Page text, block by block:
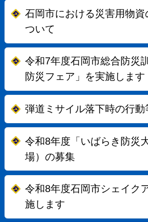
石岡市における災害用物資
ついて
令和7年度石岡市総合防災
防災フェア」を実施します
弾道ミサイル落下時の行動
令和8年度「いばらき防災
場）の募集
令和8年度石岡市シェイク
施します